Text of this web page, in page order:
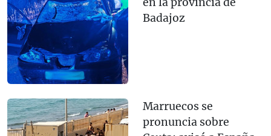
Badajoz
Marruecos se
pronuncia sobre